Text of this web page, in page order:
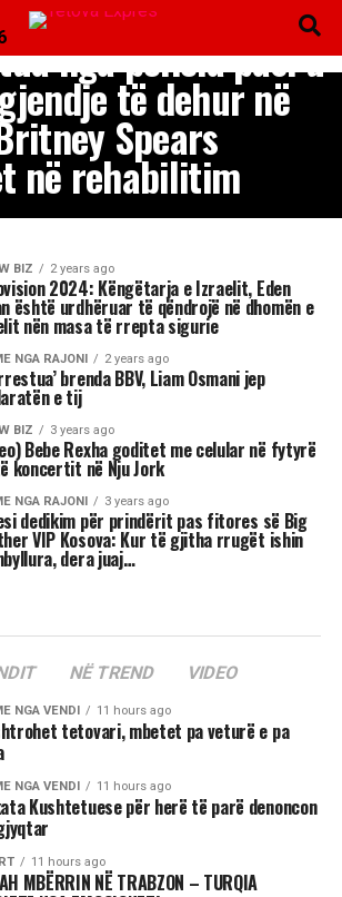
nga policia pasi u
të dehur në
Spears
në rehabilitim
BIZ 2 years ago
2024: Këngëtarja e Izraelit, Eden
është urdhëruar të qëndrojë në dhomën e
nën masa të rrepta sigurie
NGA RAJONI 2 years ago
brenda BBV, Liam Osmani jep
e tij
BIZ 3 years ago
Bebe Rexha goditet me celular në fytyrë
koncertit në Nju Jork
NGA RAJONI 3 years ago
dedikim për prindërit pas fitores së Big
VIP Kosova: Kur të gjitha rrugët ishin
dera juaj…
NË TREND VIDEO
NGA VENDI 11 hours ago
tetovari, mbetet pa veturë e pa
NGA VENDI 11 hours ago
Kushtetuese për herë të parë denoncon
11 hours ago
MBËRRIN NË TRABZON – TURQIA